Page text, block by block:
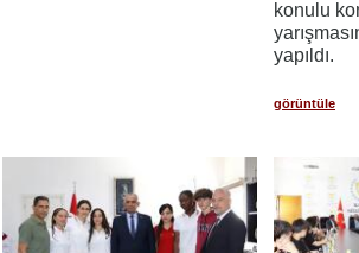
konulu
yapıldı.
görüntüle